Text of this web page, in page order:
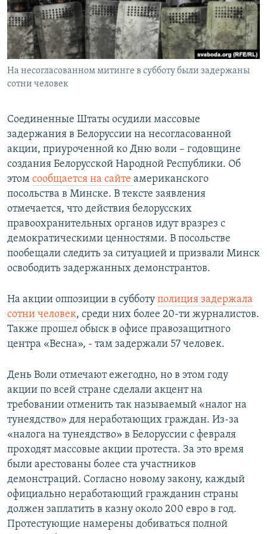
СПОРТ
МИР
БЛОГИ
ГОЛОСА
ЧИТАЕМ ПРЕССУ
АРХИВ РАДИОПРОГРАММЫ
Все сайты РСЕ/РС
На несогласованном митинге в субботу были задержаны
сотни человек
Соединенные Штаты осудили массовые
задержания в Белоруссии на несогласованной
акции, приуроченной ко Дню воли – годовщине
создания Белорусской Народной Республики. Об
этом сообщается на сайте американского
посольства в Минске. В тексте заявления
отмечается, что действия белорусских
правоохранительных органов идут вразрез с
демократическими ценностями. В посольстве
пообещали следить за ситуацией и призвали Минск
освободить задержанных демонстрантов.
На акции оппозиции в субботу полиция задержала
сотни человек, среди них более 20-ти журналистов.
Также прошел обыск в офисе правозащитного
центра «Весна», - там задержали 57 человек. ​
День Воли отмечают ежегодно, но в этом году
акции по всей стране сделали акцент на
требовании отменить так называемый «налог на
тунеядство» для неработающих граждан. Из-за
«налога на тунеядство» в Белоруссии с февраля
проходят массовые акции протеста. За это время
были арестованы более ста участников
демонстраций. Согласно новому закону, каждый
официально неработающий гражданин страны
должен заплатить в казну около 200 евро в год.
Протестующие намерены добиваться полной